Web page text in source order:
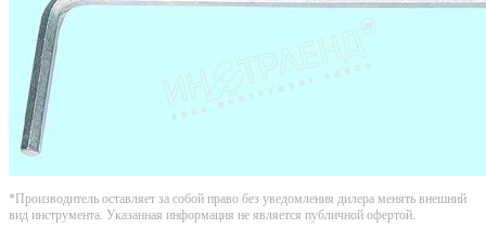
*Производитель оставляет за собой право без уведомления дилера менять внешний
вид инструмента. Указанная информация не является публичной офертой.